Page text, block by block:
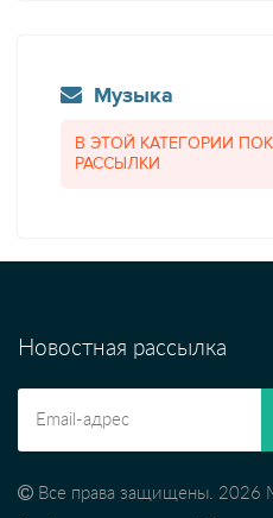
Музыка
В ЭТОЙ КАТЕГОРИИ
РАССЫЛКИ
Новостная рассылка
Все права защищены. 2026